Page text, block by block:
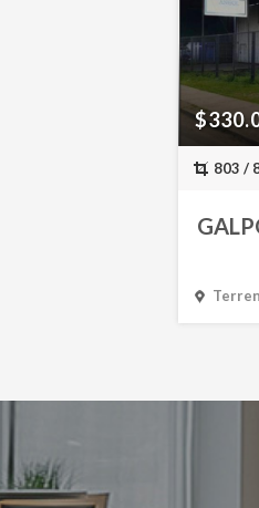
803 /